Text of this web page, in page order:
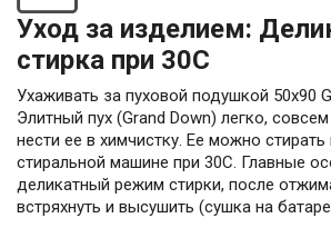
Уход за изделием:
стирка при 30С
Ухаживать за пуховой подушкой 50х90
Элитный пух (Grand Down) легко,
нести ее в химчистку. Ее можно
стиральной машине при 30С. Главные
деликатный режим стирки, после
встряхнуть и высушить (сушка на